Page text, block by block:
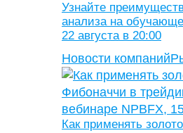
Узнайте
анализа на
22 августа в 20:00
Новости компаний
Как применять